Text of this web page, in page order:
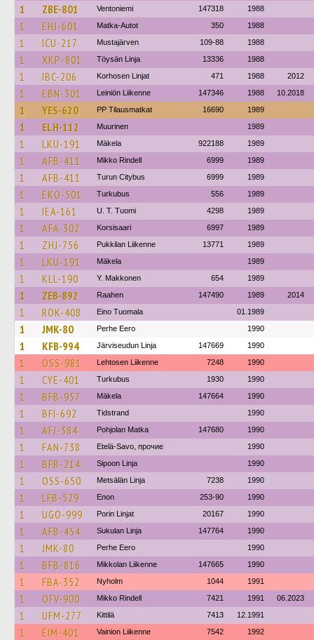
1 ZBE-801 Ventoniemi 147318 1988
1 EHJ-601 Matka-Autot 350 1988
1 ICU-217 Mustajärven 109-88 1988
1 XKP-801 Töysän Linja 13336 1988
1 IBC-206 Korhosen Linjat 471 1988 2012
1 EBN-301 Leiniön Liikenne 147346 1988 10.2018
1 YES-620 PP Tilausmatkat 16690 1989
1 ELH-112 Muurinen 1989
1 LKU-191 Mäkela 922188 1989
1 AFB-411 Mikko Rindell 6999 1989
1 AFB-411 Turun Citybus 6999 1989
1 EKO-501 Turkubus 556 1989
1 IEA-161 U. T. Tuomi 4298 1989
1 AFA-302 Korsisaari 6997 1989
1 ZHJ-756 Pukkilan Liikenne 13771 1989
1 LKU-191 Mäkela 1989
1 KLL-190 Y. Makkonen 654 1989
1 ZEB-892 Raahen 147490 1989 2014
1 ROK-408 Eino Tuomala 01.1989
1 JMK-80 Perhe Eero 1990
1 KFB-994 Järviseudun Linja 147669 1990
1 OSS-981 Lehtosen Liikenne 7248 1990
1 CYE-401 Turkubus 1930 1990
1 BFB-957 Mäkela 147664 1990
1 BFI-692 Tidstrand 1990
1 AFJ-384 Pohjolan Matka 147680 1990
1 FAN-738 Etelä-Savo, прочие 1990
1 BFB-214 Sipoon Linja 1990
1 OSS-650 Metsälän Linja 7238 1990
1 LFB-529 Enon 253-90 1990
1 UGO-999 Porin Linjat 20167 1990
1 AFB-454 Sukulan Linja 147764 1990
1 JMK-80 Perhe Eero 1990
1 BFB-816 Mikkolan Liikenne 147665 1990
1 FBA-352 Nyholm 1044 1991
1 OFV-900 Mikko Rindell 7421 1991 06.2023
1 UFM-277 Kittilä 7413 12.1991
1 EIM-401 Vainion Liikenne 7542 1992